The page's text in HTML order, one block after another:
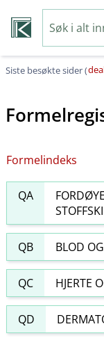
Siste besøkte sider (
Formelindeks
QA
QB BLOD
QC HJERTE
QD